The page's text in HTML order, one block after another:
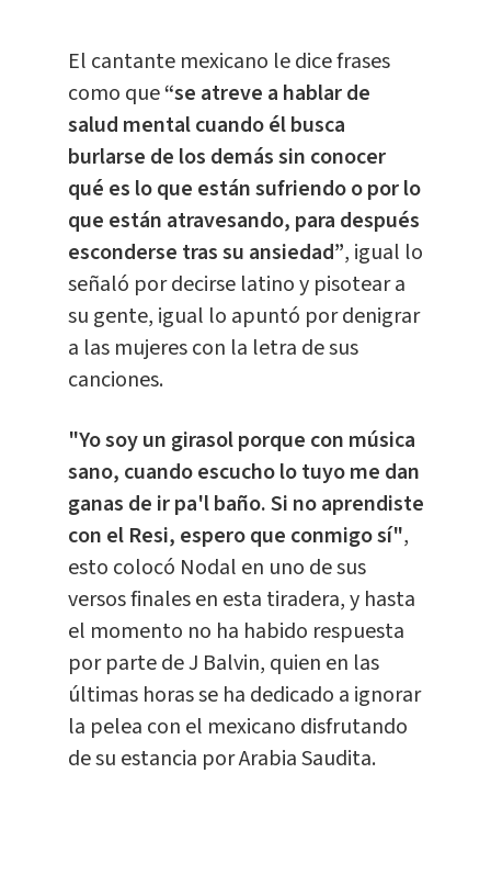
El cantante mexicano le dice frases
como que“se atreve a hablar de
salud mental cuando él busca
burlarse de los demás sin conocer
qué es lo que están sufriendo o por lo
que están atravesando, para después
esconderse tras su ansiedad”, igual lo
señaló por decirse latino y pisotear a
su gente, igual lo apuntó por denigrar
a las mujeres con la letra de sus
canciones.
"Yo soy un girasol porque con música
sano, cuando escucho lo tuyo me dan
ganas de ir pa'l baño. Si no aprendiste
con el Resi, espero que conmigo sí",
esto colocó Nodal en uno de sus
versos finales en esta tiradera, y hasta
el momento no ha habido respuesta
por parte de J Balvin, quien en las
últimas horas se ha dedicado a ignorar
la pelea con el mexicano disfrutando
de su estancia por Arabia Saudita.